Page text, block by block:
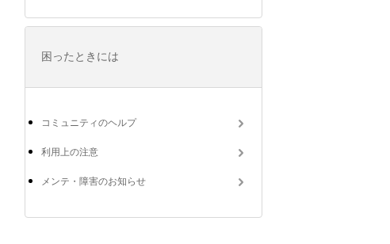
困ったときには
コミュニティのヘルプ
利用上の注意
メンテ・障害のお知らせ